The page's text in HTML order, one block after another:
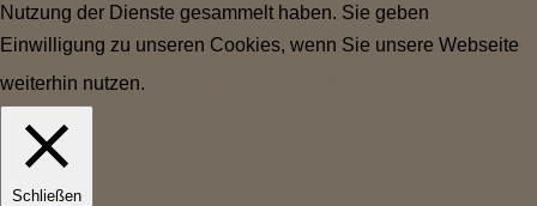
Nutzung der Dienste gesammelt haben. Sie geben
Einwilligung zu unseren Cookies, wenn Sie unsere Webseite
weiterhin nutzen.
Schließen